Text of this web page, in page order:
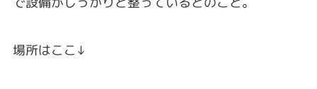
場所はここ↓